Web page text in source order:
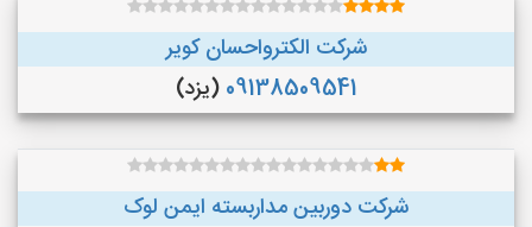
شرکت الکترواحسان کویر
09138509541 (یزد)
شرکت دوربین مداربسته ایمن لوک